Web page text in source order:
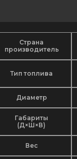
Страна
производитель
Тип топлива
Диаметр
Габариты
(Д×Ш×В)
Вес